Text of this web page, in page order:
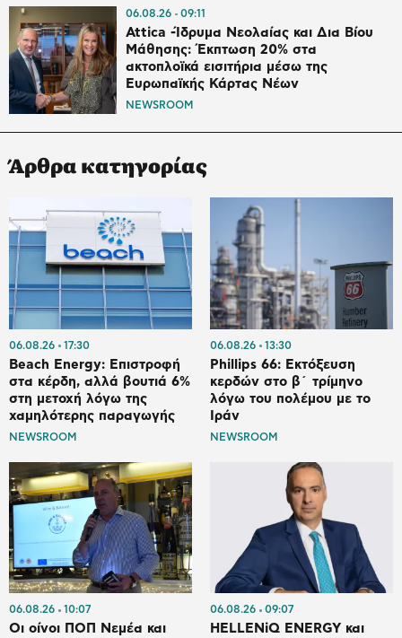
06.08.26 09:11
Attica -Ίδρυμα Νεολαίας και Δια Βίου
Μάθησης: Έκπτωση 20% στα
ακτοπλοϊκά εισιτήρια μέσω της
Ευρωπαϊκής Κάρτας Νέων
NEWSROOM
Άρθρα κατηγορίας
06.08.26 17:30
Beach Energy: Επιστροφή
στα κέρδη, αλλά βουτιά 6%
στη μετοχή λόγω της
χαμηλότερης παραγωγής
NEWSROOM
06.08.26 13:30
Phillips 66: Εκτόξευση
κερδών στο β΄ τρίμηνο
λόγω του πολέμου με το
Ιράν
NEWSROOM
06.08.26 10:07
Οι οίνοι ΠΟΠ Νεμέα και
06.08.26 09:07
HELLENiQ ENERGY και